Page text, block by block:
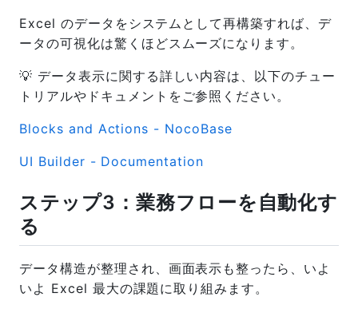
Excel のデータをシステムとして再構築すれば、デ
ータの可視化は驚くほどスムーズになります。
💡 データ表示に関する詳しい内容は、以下のチュー
トリアルやドキュメントをご参照ください。
Blocks and Actions - NocoBase
UI Builder - Documentation
ステップ3：業務フローを自動化す
る
データ構造が整理され、画面表示も整ったら、いよ
いよ Excel 最大の課題に取り組みます。